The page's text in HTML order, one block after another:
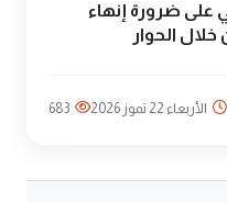
على ضرورة إنهاء
خلال الحوار
الأربعاء 22 تموز 2026 683